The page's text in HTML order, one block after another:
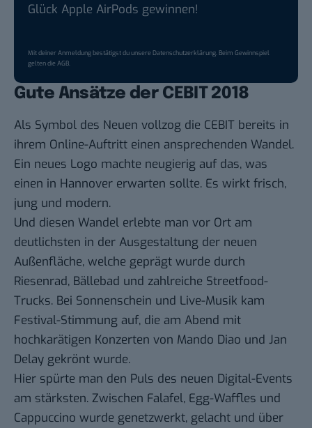
Glück Apple AirPods gewinnen!
Mit deiner Anmeldung bestätigst du unsereDatenschutzerklärung. Beim Gewinnspiel
gelten dieAGB.
Gute Ansätze der CEBIT 2018
Als Symbol des Neuen vollzog die CEBIT bereits in
ihrem Online-Auftritt einen ansprechenden Wandel.
Ein neues Logo machte neugierig auf das, was
einen in Hannover erwarten sollte. Es wirkt frisch,
jung und modern.
Und diesen Wandel erlebte man vor Ort am
deutlichsten in der Ausgestaltung der neuen
Außenfläche, welche geprägt wurde durch
Riesenrad, Bällebad und zahlreiche Streetfood-
Trucks. Bei Sonnenschein und Live-Musik kam
Festival-Stimmung auf, die am Abend mit
hochkarätigen Konzerten von Mando Diao und Jan
Delay gekrönt wurde.
Hier spürte man den Puls des neuen Digital-Events
am stärksten. Zwischen Falafel, Egg-Waffles und
Cappuccino wurde genetzwerkt, gelacht und über